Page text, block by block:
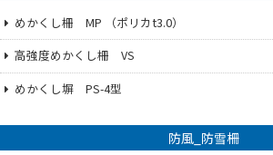
めかくし柵 MP （ポリカt3.0）
高強度めかくし柵 VS
めかくし塀 PS-4型
防風_防雪柵